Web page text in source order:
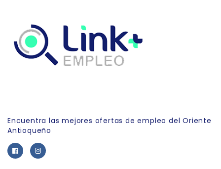
Encuentra las mejores ofertas de empleo del Oriente
Antioqueño